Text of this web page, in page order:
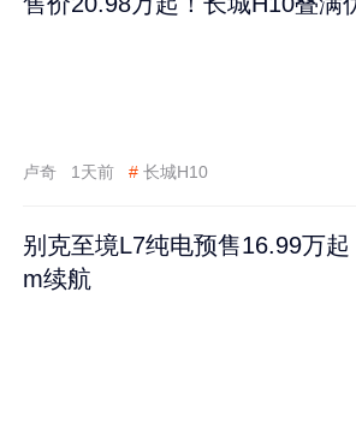
卢奇 1天前 # 长城H10
别克至境L7纯电预售16.99万
m续航